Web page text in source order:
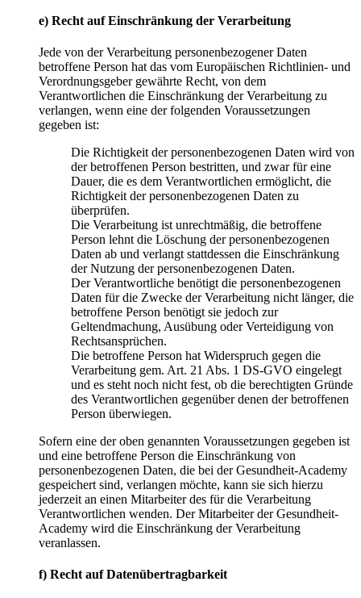
e) Recht auf Einschränkung der Verarbeitung
Jede von der Verarbeitung personenbezogener Daten
betroffene Person hat das vom Europäischen Richtlinien- und
Verordnungsgeber gewährte Recht, von dem
Verantwortlichen die Einschränkung der Verarbeitung zu
verlangen, wenn eine der folgenden Voraussetzungen
gegeben ist:
Die Richtigkeit der personenbezogenen Daten wird von
der betroffenen Person bestritten, und zwar für eine
Dauer, die es dem Verantwortlichen ermöglicht, die
Richtigkeit der personenbezogenen Daten zu
überprüfen.
Die Verarbeitung ist unrechtmäßig, die betroffene
Person lehnt die Löschung der personenbezogenen
Daten ab und verlangt stattdessen die Einschränkung
der Nutzung der personenbezogenen Daten.
Der Verantwortliche benötigt die personenbezogenen
Daten für die Zwecke der Verarbeitung nicht länger, die
betroffene Person benötigt sie jedoch zur
Geltendmachung, Ausübung oder Verteidigung von
Rechtsansprüchen.
Die betroffene Person hat Widerspruch gegen die
Verarbeitung gem. Art. 21 Abs. 1 DS-GVO eingelegt
und es steht noch nicht fest, ob die berechtigten Gründe
des Verantwortlichen gegenüber denen der betroffenen
Person überwiegen.
Sofern eine der oben genannten Voraussetzungen gegeben ist
und eine betroffene Person die Einschränkung von
personenbezogenen Daten, die bei der Gesundheit-Academy
gespeichert sind, verlangen möchte, kann sie sich hierzu
jederzeit an einen Mitarbeiter des für die Verarbeitung
Verantwortlichen wenden. Der Mitarbeiter der Gesundheit-
Academy wird die Einschränkung der Verarbeitung
veranlassen.
f) Recht auf Datenübertragbarkeit